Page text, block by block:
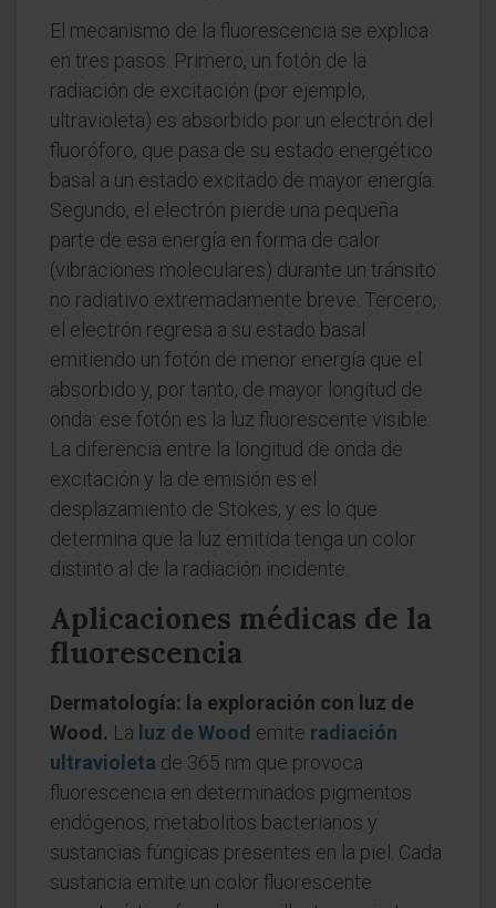
El mecanismo de la fluorescencia se explica
en tres pasos. Primero, un fotón de la
radiación de excitación (por ejemplo,
ultravioleta) es absorbido por un electrón del
fluoróforo, que pasa de su estado energético
basal a un estado excitado de mayor energía.
Segundo, el electrón pierde una pequeña
parte de esa energía en forma de calor
(vibraciones moleculares) durante un tránsito
no radiativo extremadamente breve. Tercero,
el electrón regresa a su estado basal
emitiendo un fotón de menor energía que el
absorbido y, por tanto, de mayor longitud de
onda: ese fotón es la luz fluorescente visible.
La diferencia entre la longitud de onda de
excitación y la de emisión es el
desplazamiento de Stokes, y es lo que
determina que la luz emitida tenga un color
distinto al de la radiación incidente.
Aplicaciones médicas de la
fluorescencia
Dermatología: la exploración con luz de
Wood. La luz de Wood emite radiación
ultravioleta de 365 nm que provoca
fluorescencia en determinados pigmentos
endógenos, metabolitos bacterianos y
sustancias fúngicas presentes en la piel. Cada
sustancia emite un color fluorescente